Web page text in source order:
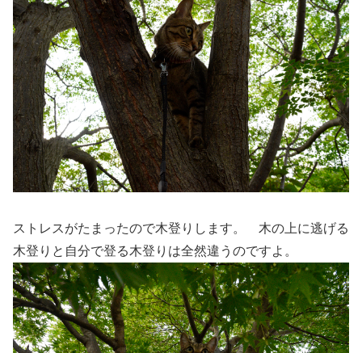
ストレスがたまったので木登りします。 木の上に逃げる
木登りと自分で登る木登りは全然違うのですよ。